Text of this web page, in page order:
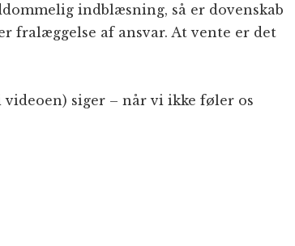
indblæsning, så er dovenskab
fralæggelse af ansvar. At vente er det
siger – når vi ikke føler os